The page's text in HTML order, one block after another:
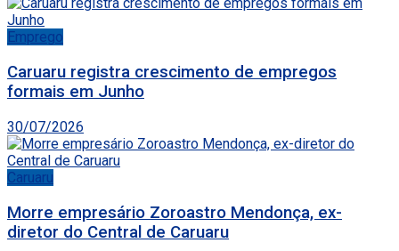
Emprego
Caruaru registra crescimento de empregos
formais em Junho
30/07/2026
Caruaru
Morre empresário Zoroastro Mendonça, ex-
diretor do Central de Caruaru